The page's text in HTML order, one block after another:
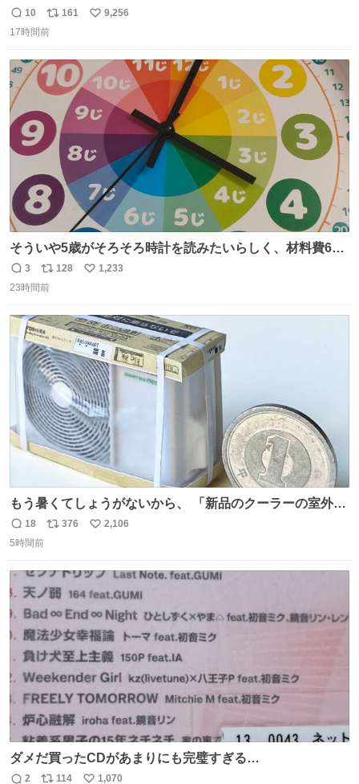
返
信
10
リ
ポ
ト
数
161
い
数
9,256
17時間前
そういや5歳がそろそろ時計を読みたいらしく、材料費600
円で作れる知育時計作ってみた！ めっちゃ簡単！ ありがと
う先人！
返
信
3
リ
ポ
ト
数
128
い
数
1,233
23時間前
もう暑くてしょうがないから、 「新品のクーラーの室外機
のミニチュア」 でも見ていってよ
返
信
18
リ
ト
数
376
い
数
2,106
5時間前
ダメだ買ったCDがあまりにも完璧すぎる…
2 114 1,070